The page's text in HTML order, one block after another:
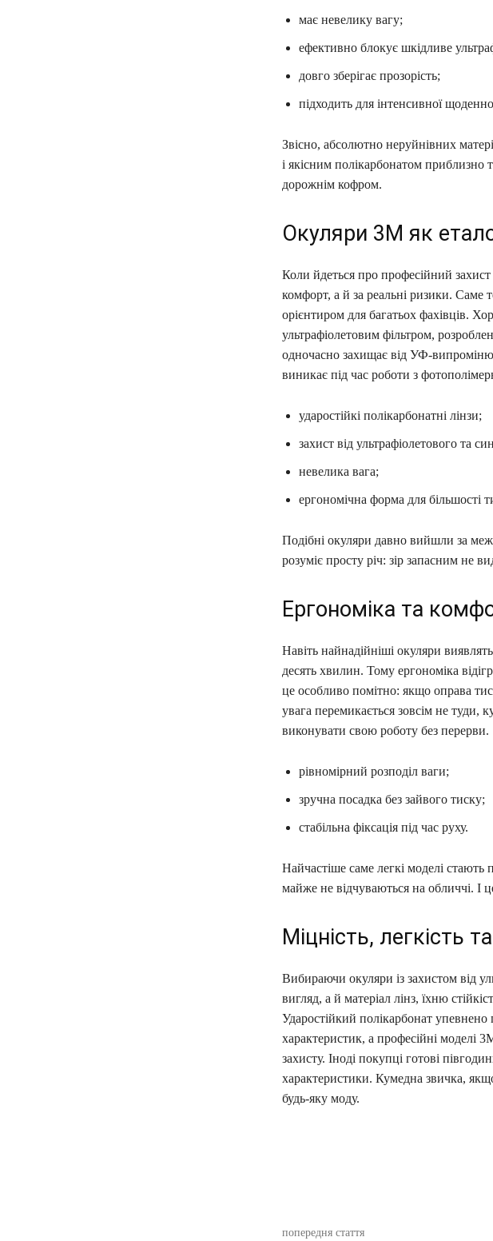
має невелику вагу;
ефективно блокує шкідливе
довго зберігає прозорість;
підходить для інтенсивної
Звісно, абсолютно неруйнівних
і якісним полікарбонатом
дорожнім кофром.
Окуляри 3M як
Коли йдеться про професійний
комфорт, а й за реальні ризики. Саме
орієнтиром для багатьох фахівців.
ультрафіолетовим фільтром,
одночасно захищає від УФ-
виникає під час роботи з
ударостійкі полікарбонатні лінзи;
захист від ультрафіолетового та
невелика вага;
ергономічна форма для більшості
Подібні окуляри давно вийшли за
розуміє просту річ: зір запасним не
Ергономіка та
Навіть найнадійніші окуляри
десять хвилин. Тому ергономіка
це особливо помітно: якщо оправа
увага перемикається зовсім не туди,
виконувати свою роботу без перерви.
рівномірний розподіл ваги;
зручна посадка без зайвого тиску;
стабільна фіксація під час руху.
Найчастіше саме легкі моделі
майже не відчуваються на обличчі. І
Міцність, легкість
Вибираючи окуляри із захистом від
вигляд, а й матеріал лінз, їхню
Ударостійкий полікарбонат
характеристик, а професійні моделі
захисту. Іноді покупці готові
характеристики. Кумедна звичка,
будь-яку моду.
попередня стаття